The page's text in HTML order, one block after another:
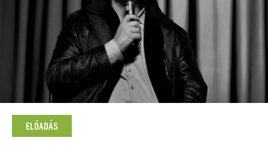
ELŐADÁS